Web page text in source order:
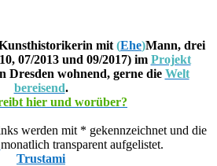
mit (Ehe)Mann, drei
07/2013 und 09/2017) im Projekt
Dresden wohnend, gerne die Welt
bereisend.
hier und worüber?
werden mit * gekennzeichnet und die
monatlich transparent aufgelistet.
Trustami